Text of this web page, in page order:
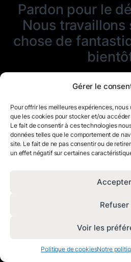
Gérer le
Pour offrir les meilleures expériences,
que les cookies pour stocker et/ou
Le fait de consentir à ces technologies
données telles que le comportement de
site. Le fait de ne pas consentir ou de
un effet négatif sur certaines
Accepter
Refuser
Voir les
Politique de cookiesNotre
Pardon pour le
Nous travaillons
chose de